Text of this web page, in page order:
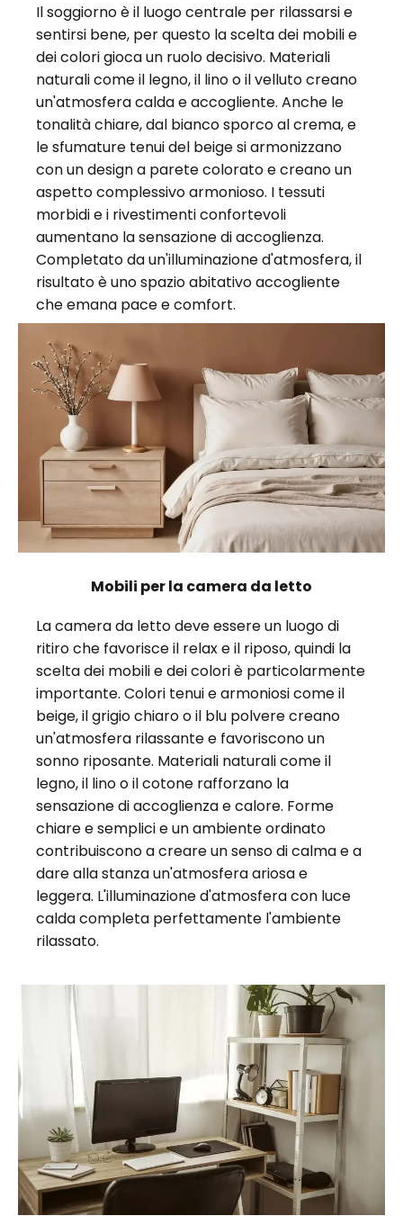
Il soggiorno è il luogo centrale per rilassarsi e
sentirsi bene, per questo la scelta dei mobili e
dei colori gioca un ruolo decisivo. Materiali
naturali come il legno, il lino o il velluto creano
un'atmosfera calda e accogliente. Anche le
tonalità chiare, dal bianco sporco al crema, e
le sfumature tenui del beige si armonizzano
con un design a parete colorato e creano un
aspetto complessivo armonioso. I tessuti
morbidi e i rivestimenti confortevoli
aumentano la sensazione di accoglienza.
Completato da un'illuminazione d'atmosfera, il
risultato è uno spazio abitativo accogliente
che emana pace e comfort.
Mobili per la camera da letto
La camera da letto deve essere un luogo di
ritiro che favorisce il relax e il riposo, quindi la
scelta dei mobili e dei colori è particolarmente
importante. Colori tenui e armoniosi come il
beige, il grigio chiaro o il blu polvere creano
un'atmosfera rilassante e favoriscono un
sonno riposante. Materiali naturali come il
legno, il lino o il cotone rafforzano la
sensazione di accoglienza e calore. Forme
chiare e semplici e un ambiente ordinato
contribuiscono a creare un senso di calma e a
dare alla stanza un'atmosfera ariosa e
leggera. L'illuminazione d'atmosfera con luce
calda completa perfettamente l'ambiente
rilassato.